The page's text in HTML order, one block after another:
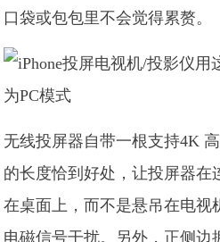
口袋或包包里不会觉得累赘。
无线投屏器自带一根支持4K
的长度恰到好处，让投屏器在
在桌面上，而不是悬吊在电视
电磁信号干扰。另外，正侧边